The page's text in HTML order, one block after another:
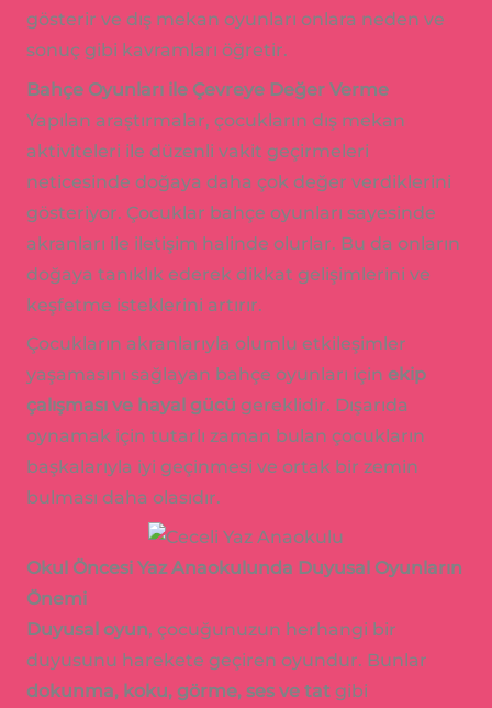
gösterir ve dış mekan oyunları onlara neden ve
sonuç gibi kavramları öğretir.
Bahçe Oyunları ile Çevreye Değer Verme
Yapılan araştırmalar, çocukların dış mekan
aktiviteleri ile düzenli vakit geçirmeleri
neticesinde doğaya daha çok değer verdiklerini
gösteriyor. Çocuklar bahçe oyunları sayesinde
akranları ile iletişim halinde olurlar. Bu da onların
doğaya tanıklık ederek dikkat gelişimlerini ve
keşfetme isteklerini artırır.
Çocukların akranlarıyla olumlu etkileşimler
yaşamasını sağlayan bahçe oyunları için ekip
çalışması ve hayal gücü gereklidir. Dışarıda
oynamak için tutarlı zaman bulan çocukların
başkalarıyla iyi geçinmesi ve ortak bir zemin
bulması daha olasıdır.
Okul Öncesi Yaz Anaokulunda Duyusal Oyunların
Önemi
Duyusal oyun, çocuğunuzun herhangi bir
duyusunu harekete geçiren oyundur. Bunlar
dokunma, koku, görme, ses ve tat gibi